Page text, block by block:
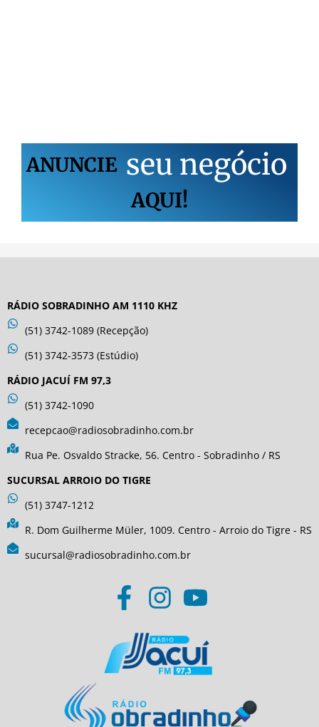
ANUNCIE seu negócio
AQUI!
RÁDIO SOBRADINHO AM 1110 KHZ
(51) 3742-1089 (Recepção)
(51) 3742-3573 (Estúdio)
RÁDIO JACUÍ FM 97,3
(51) 3742-1090
recepcao@radiosobradinho.com.br
Rua Pe. Osvaldo Stracke, 56. Centro - Sobradinho / RS
SUCURSAL ARROIO DO TIGRE
(51) 3747-1212
R. Dom Guilherme Müler, 1009. Centro - Arroio do Tigre - RS
sucursal@radiosobradinho.com.br